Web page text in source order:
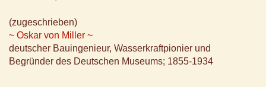
(zugeschrieben)
~ Oskar von Miller ~
deutscher Bauingenieur, Wasserkraftpionier und
Begründer des Deutschen Museums; 1855-1934